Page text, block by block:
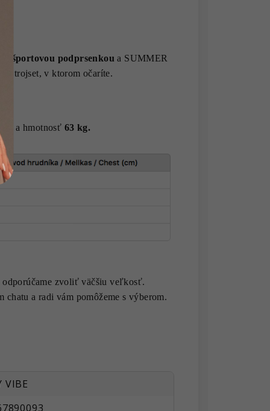
športovou podprsenkou a SUMMER
trojset, v ktorom očaríte.
a hmotnosť 63 kg.
zvoliť väčšiu veľkosť.
a radi vám pomôžeme s výberom.
VIBE